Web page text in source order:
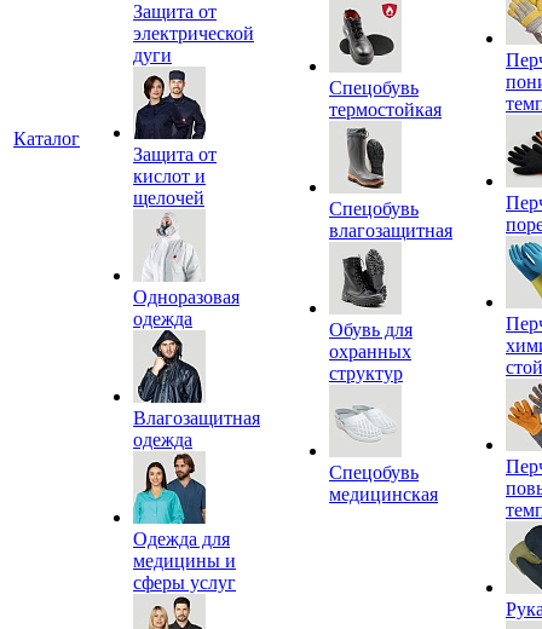
Каталог
Защита от
электрической
дуги
Защита от
кислот и
щелочей
Одноразовая
одежда
Влагозащитная
одежда
Одежда для
медицины и
сферы услуг
Спецобувь
термостойкая
Спецобувь
влагозащитная
Обувь для
охранных
структур
Спецобувь
медицинская